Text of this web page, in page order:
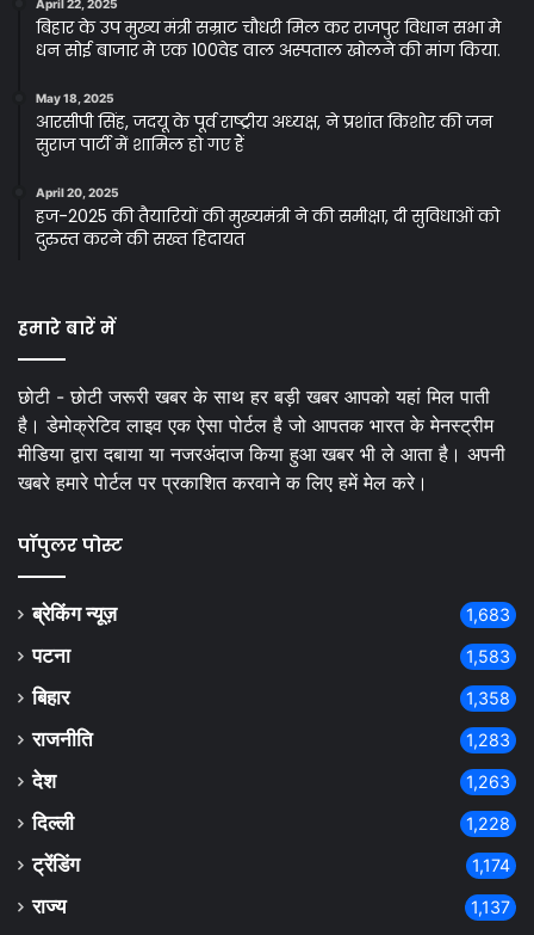
April 22, 2025
बिहार के उप मुख्य मंत्री सम्राट चौधरी मिल कर राजपुर विधान सभा मे
धन सोई बाजार मे एक 100वेड वाल अस्पताल खोलने की मांग किया.
May 18, 2025
आरसीपी सिंह, जदयू के पूर्व राष्ट्रीय अध्यक्ष, ने प्रशांत किशोर की जन
सुराज पार्टी में शामिल हो गए हैं
April 20, 2025
हज-2025 की तैयारियों की मुख्यमंत्री ने की समीक्षा, दी सुविधाओं को
दुरुस्त करने की सख्त हिदायत
हमारे बारें में
छोटी - छोटी जरूरी खबर के साथ हर बड़ी खबर आपको यहां मिल पाती
है। डेमोक्रेटिव लाइव एक ऐसा पोर्टल है जो आपतक भारत के मेनस्ट्रीम
मीडिया द्वारा दबाया या नजरअंदाज किया हुआ खबर भी ले आता है। अपनी
खबरे हमारे पोर्टल पर प्रकाशित करवाने क लिए हमें मेल करे।
पॉपुलर पोस्ट
ब्रेकिंग न्यूज़ 1,683
पटना 1,583
बिहार 1,358
राजनीति 1,283
देश 1,263
दिल्ली 1,228
ट्रेंडिंग 1,174
राज्य 1,137